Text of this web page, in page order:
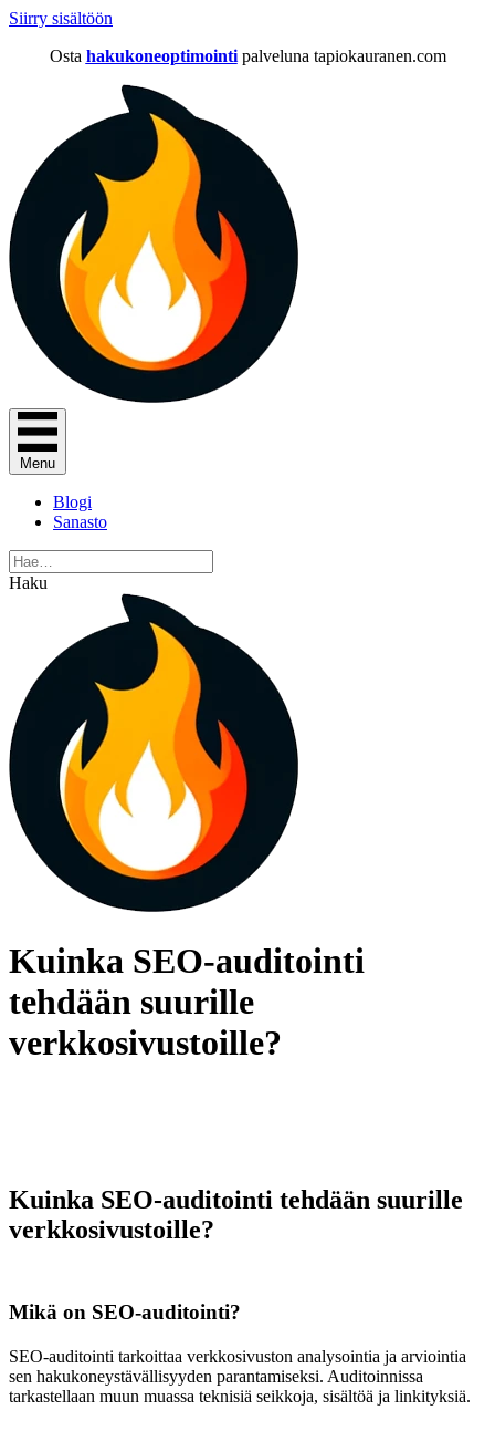
Siirry sisältöön
Osta hakukoneoptimointi palveluna tapiokauranen.com
Menu
Blogi
Sanasto
Haku
Kuinka SEO-auditointi
tehdään suurille
verkkosivustoille?
Kuinka SEO-auditointi tehdään suurille
verkkosivustoille?
Mikä on SEO-auditointi?
SEO-auditointi tarkoittaa verkkosivuston analysointia ja arviointia
sen hakukoneystävällisyyden parantamiseksi. Auditoinnissa
tarkastellaan muun muassa teknisiä seikkoja, sisältöä ja linkityksiä.